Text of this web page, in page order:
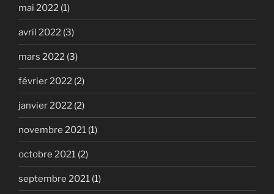
mai 2022 (1)
avril 2022 (3)
mars 2022 (3)
février 2022 (2)
janvier 2022 (2)
novembre 2021 (1)
octobre 2021 (2)
septembre 2021 (1)